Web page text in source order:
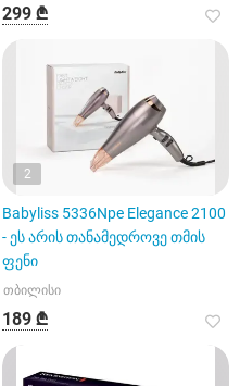
299 ₾
2
Babyliss 5336Npe Elegance 2100
- ეს არის თანამედროვე თმის
ფენი
თბილისი
189 ₾